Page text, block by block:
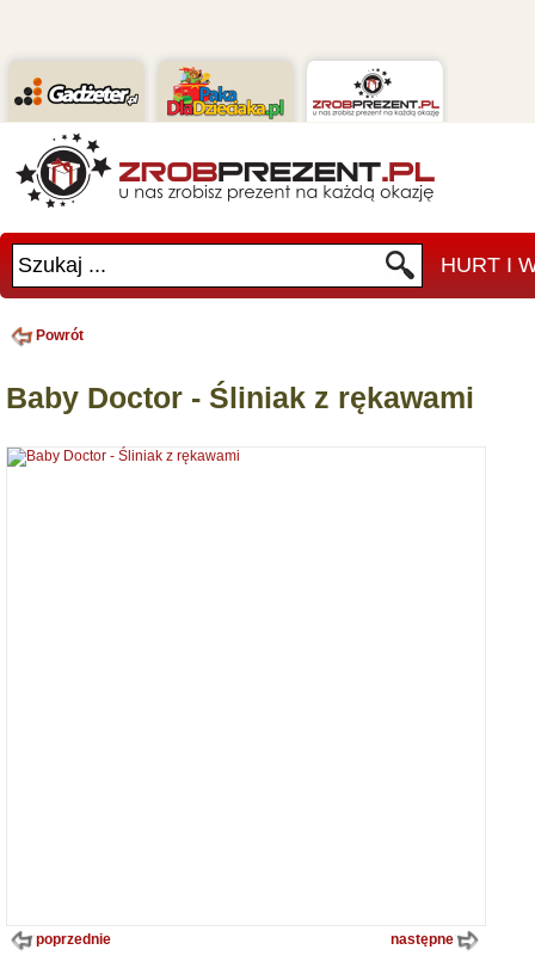
Szukaj ... HURT I
Powrót
Baby Doctor - Śliniak z rękawami
poprzednie następne